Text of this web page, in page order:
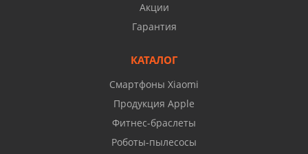
Акции
Гарантия
КАТАЛОГ
Смартфоны Xiaomi
Продукция Apple
Фитнес-браслеты
Роботы-пылесосы